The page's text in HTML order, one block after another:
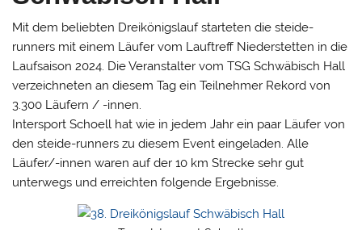
Mit dem beliebten Dreikönigslauf starteten die steide-
runners mit einem Läufer vom Lauftreff Niederstetten in die
Laufsaison 2024. Die Veranstalter vom TSG Schwäbisch Hall
verzeichneten an diesem Tag ein Teilnehmer Rekord von
3.300 Läufern / -innen.
Intersport Schoell hat wie in jedem Jahr ein paar Läufer von
den steide-runners zu diesem Event eingeladen. Alle
Läufer/-innen waren auf der 10 km Strecke sehr gut
unterwegs und erreichten folgende Ergebnisse.